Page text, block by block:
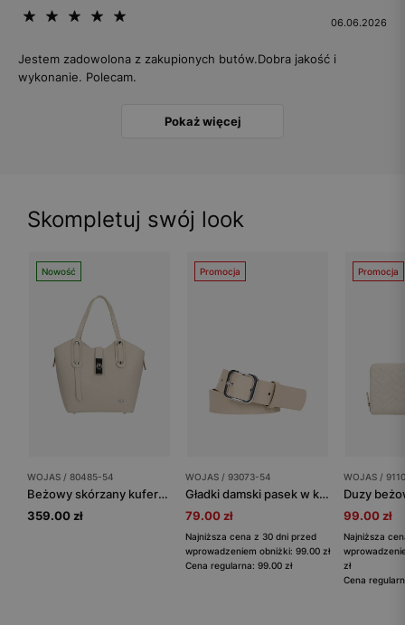
06.06.2026
Jestem zadowolona z zakupionych butów.Dobra jakość i
wykonanie. Polecam.
Pokaż więcej
Skompletuj swój look
Nowość
WOJAS / 80485-54
Beżowy skórzany kuferek damski z metalowym zapięciem
359.00 zł
Promocja
WOJAS / 93073-54
Gładki damski pasek w kolorze beżowym
79.00 zł
Najniższa cena z 30 dni przed
wprowadzeniem obniżki: 99.00 zł
Cena regularna: 99.00 zł
Promocja
WOJAS /
99.00 zł
Najniższa
zł
Cena